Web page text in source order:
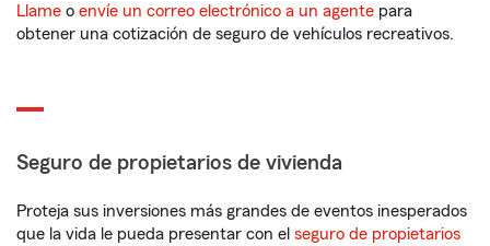
Llame o envíe un correo electrónico a un agente para
obtener una cotización de seguro de vehículos recreativos.
Seguro de propietarios de vivienda
Proteja sus inversiones más grandes de eventos inesperados
que la vida le pueda presentar con el seguro de propietarios